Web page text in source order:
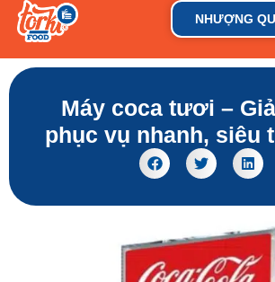
NHƯỢNG
Máy coca tươi –
phục vụ nhanh, siêu